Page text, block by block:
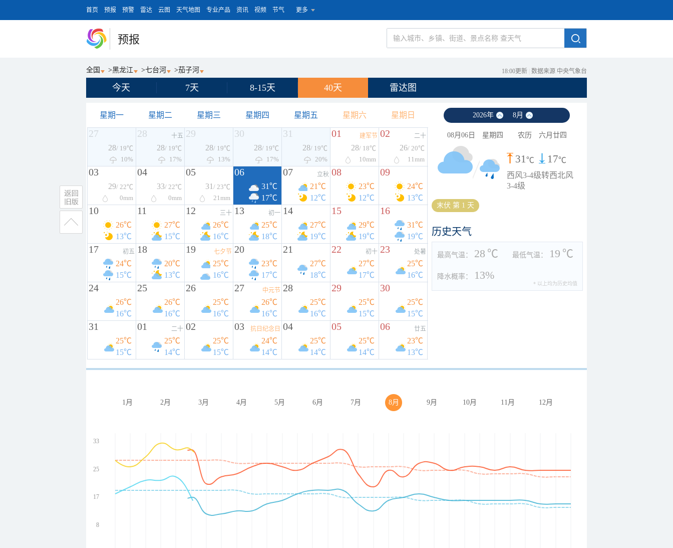
首页 预报 预警 雷达 云图 天气地图 专业产品 资讯 视频 节气 更多
预报
全国 >黑龙江 >七台河 >茄子河 18:00更新 数据来源 中央气象台
今天 7天 8-15天 40天 雷达图
星期一 星期二 星期三 星期四 星期五 星期六 星期日
27
28/ 19℃
10%
28 十五
28/ 19℃
17%
29
28/ 19℃
13%
30
28/ 19℃
17%
31
28/ 19℃
20%
01 建军节
28/ 18℃
10mm
02 二十
26/ 20℃
11mm
03
29/ 22℃
0mm
04
33/ 22℃
0mm
05
31 / 23℃
21mm
06
31℃
17℃
07 立秋
21℃
12℃
08
23℃
12℃
09
24℃
13℃
10
26℃
13℃
11
27℃
15℃
12 三十
26℃
16℃
13 初一
25℃
18℃
14
27℃
19℃
15
29℃
19℃
16
31℃
19℃
17 初五
24℃
15℃
18
20℃
13℃
19 七夕节
25℃
16℃
20
23℃
17℃
21
27℃
18℃
22 初十
27℃
17℃
23 处暑
25℃
16℃
24
26℃
16℃
25
26℃
16℃
26
25℃
16℃
27 中元节
26℃
16℃
28
25℃
16℃
29
25℃
15℃
30
25℃
15℃
31
25℃
15℃
01 二十
25℃
14℃
02
25℃
15℃
03 抗日纪念日
24℃
14℃
04
25℃
14℃
05
25℃
14℃
06 廿五
23℃
13℃
2026年 8月
08月06日 星期四 农历 六月廿四
31℃ 17℃
西风3-4级转西北风
3-4级
末伏 第 1 天
历史天气
最高气温： 28 ℃ 最低气温： 19 ℃
降水概率： 13%
* 以上均为历史均值
1月 2月 3月 4月 5月 6月 7月 8月 9月 10月 11月 12月
33
25
17
8